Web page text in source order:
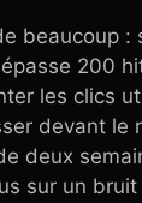
beaucoup :
200
les clics
devant le
deux
sur un